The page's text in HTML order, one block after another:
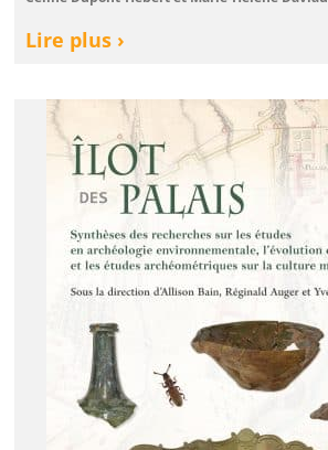
Lire plus ›